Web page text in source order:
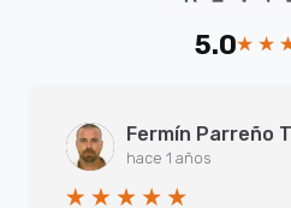
5.0
Fermín Parreño
hace 1 años